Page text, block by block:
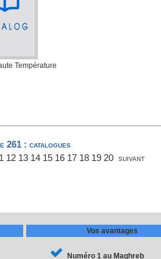
Température
261: catalogues
12 13 14 15 16 17 18 19 20 suivant
Vos avantages
Numéro 1 au Maghreb